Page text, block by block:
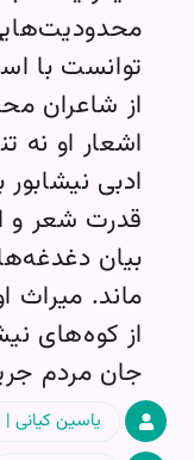
توانست با
از شاعران
اشعار او نه
ادبی
قدرت شعر و
بیان
ماند.
از کوه‌های
جان مردم
یاسین کیانی | Yasin Kiani